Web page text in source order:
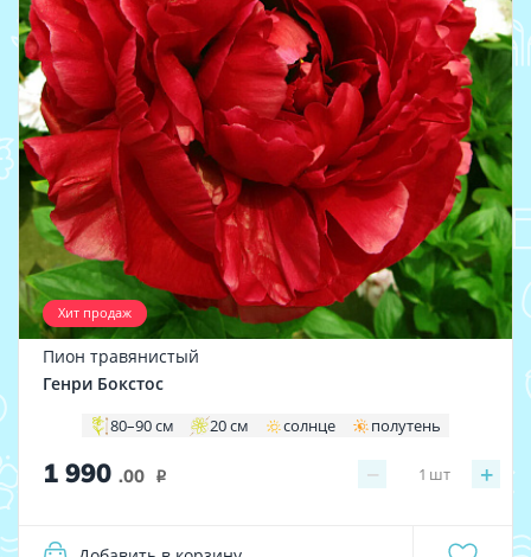
Хит продаж
Пион травянистый
Генри Бокстос
80–90 см 20 см солнце полутень
1 990 .00 i − +
1 шт